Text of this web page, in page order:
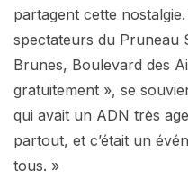
partagent cette
spectateurs du Pruneau
Brunes, Boulevard des
gratuitement », se
qui avait un ADN très
partout, et c’était un
tous. »